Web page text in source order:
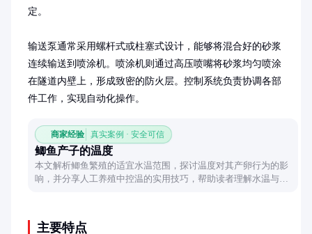
定。
输送泵通常采用螺杆式或柱塞式设计，能够将混合好的砂浆
连续输送到喷涂机。喷涂机则通过高压喷嘴将砂浆均匀喷涂
在隧道内壁上，形成致密的防火层。控制系统负责协调各部
件工作，实现自动化操作。
商家经验 真实案例 · 安全可信
鲫鱼产子的温度
本文解析鲫鱼繁殖的适宜水温范围，探讨温度对其产卵行为的影
响，并分享人工养殖中控温的实用技巧，帮助读者理解水温与鲫
主要特点